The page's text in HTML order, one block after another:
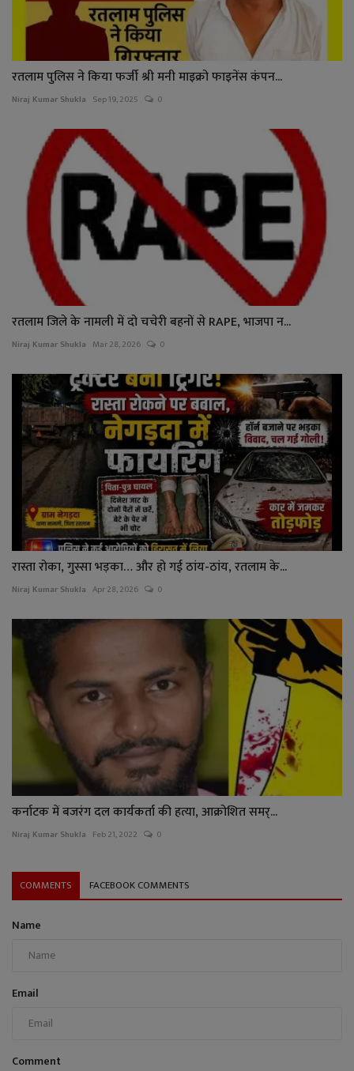
रतलाम पुलिस ने किया फर्जी श्री मनी माइक्रो फाइनेंस कंपन...
Niraj Kumar Shukla Sep 19, 2025 0
रतलाम जिले के नामली में दो चचेरी बहनों से RAPE, भाजपा न...
Niraj Kumar Shukla Mar 28, 2026 0
रास्ता रोका, गुस्सा भड़का… और हो गई ठांय-ठांय, रतलाम के...
Niraj Kumar Shukla Apr 28, 2026 0
कर्नाटक में बजरंग दल कार्यकर्ता की हत्या, आक्रोशित समर्...
Niraj Kumar Shukla Feb 21, 2022 0
COMMENTS FACEBOOK COMMENTS
Name
Email
Comment